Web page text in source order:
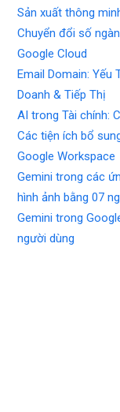
Sản xuất thông
Chuyển đổi số
Google Cloud
Email Domain: Yếu
Doanh & Tiếp Thị
AI trong Tài chính:
Các tiện ích bổ
Google Workspace
Gemini trong các
hình ảnh bằng 07
Gemini trong
người dùng